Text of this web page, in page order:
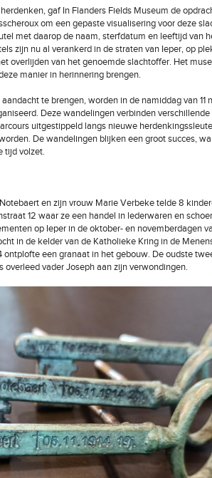
gaf In Flanders Fields Museum de
om een gepaste visualisering voor deze
met daarop de naam, sterfdatum en leeftijd van
zijn nu al verankerd in de straten van Ieper, op
overlijden van het genoemde slachtoffer. Het
manier in herinnering brengen.
te brengen, worden in de namiddag van 11
Deze wandelingen verbinden
uitgestippeld langs nieuwe
De wandelingen blijken een groot succes,
tijd volzet.
en zijn vrouw Marie Verbeke telde 8
12 waar ze een handel in lederwaren en
op Ieper in de oktober- en novemberdagen
in de kelder van de Katholieke Kring in de
ontplofte een granaat in het gebouw. De oudste
overleed vader Joseph aan zijn verwondingen.